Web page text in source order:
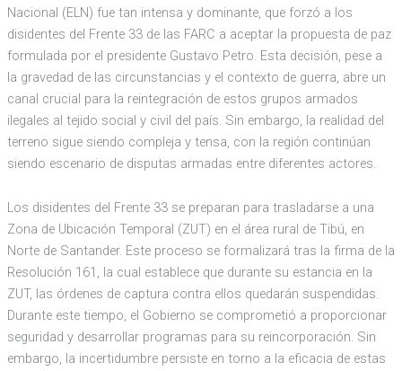
Nacional (ELN) fue tan intensa y dominante, que forzó a los
disidentes del Frente 33 de las FARC a aceptar la propuesta de paz
formulada por el presidente Gustavo Petro. Esta decisión, pese a
la gravedad de las circunstancias y el contexto de guerra, abre un
canal crucial para la reintegración de estos grupos armados
ilegales al tejido social y civil del país. Sin embargo, la realidad del
terreno sigue siendo compleja y tensa, con la región continúan
siendo escenario de disputas armadas entre diferentes actores.
Los disidentes del Frente 33 se preparan para trasladarse a una
Zona de Ubicación Temporal (ZUT) en el área rural de Tibú, en
Norte de Santander. Este proceso se formalizará tras la firma de la
Resolución 161, la cual establece que durante su estancia en la
ZUT, las órdenes de captura contra ellos quedarán suspendidas.
Durante este tiempo, el Gobierno se comprometió a proporcionar
seguridad y desarrollar programas para su reincorporación. Sin
embargo, la incertidumbre persiste en torno a la eficacia de estas